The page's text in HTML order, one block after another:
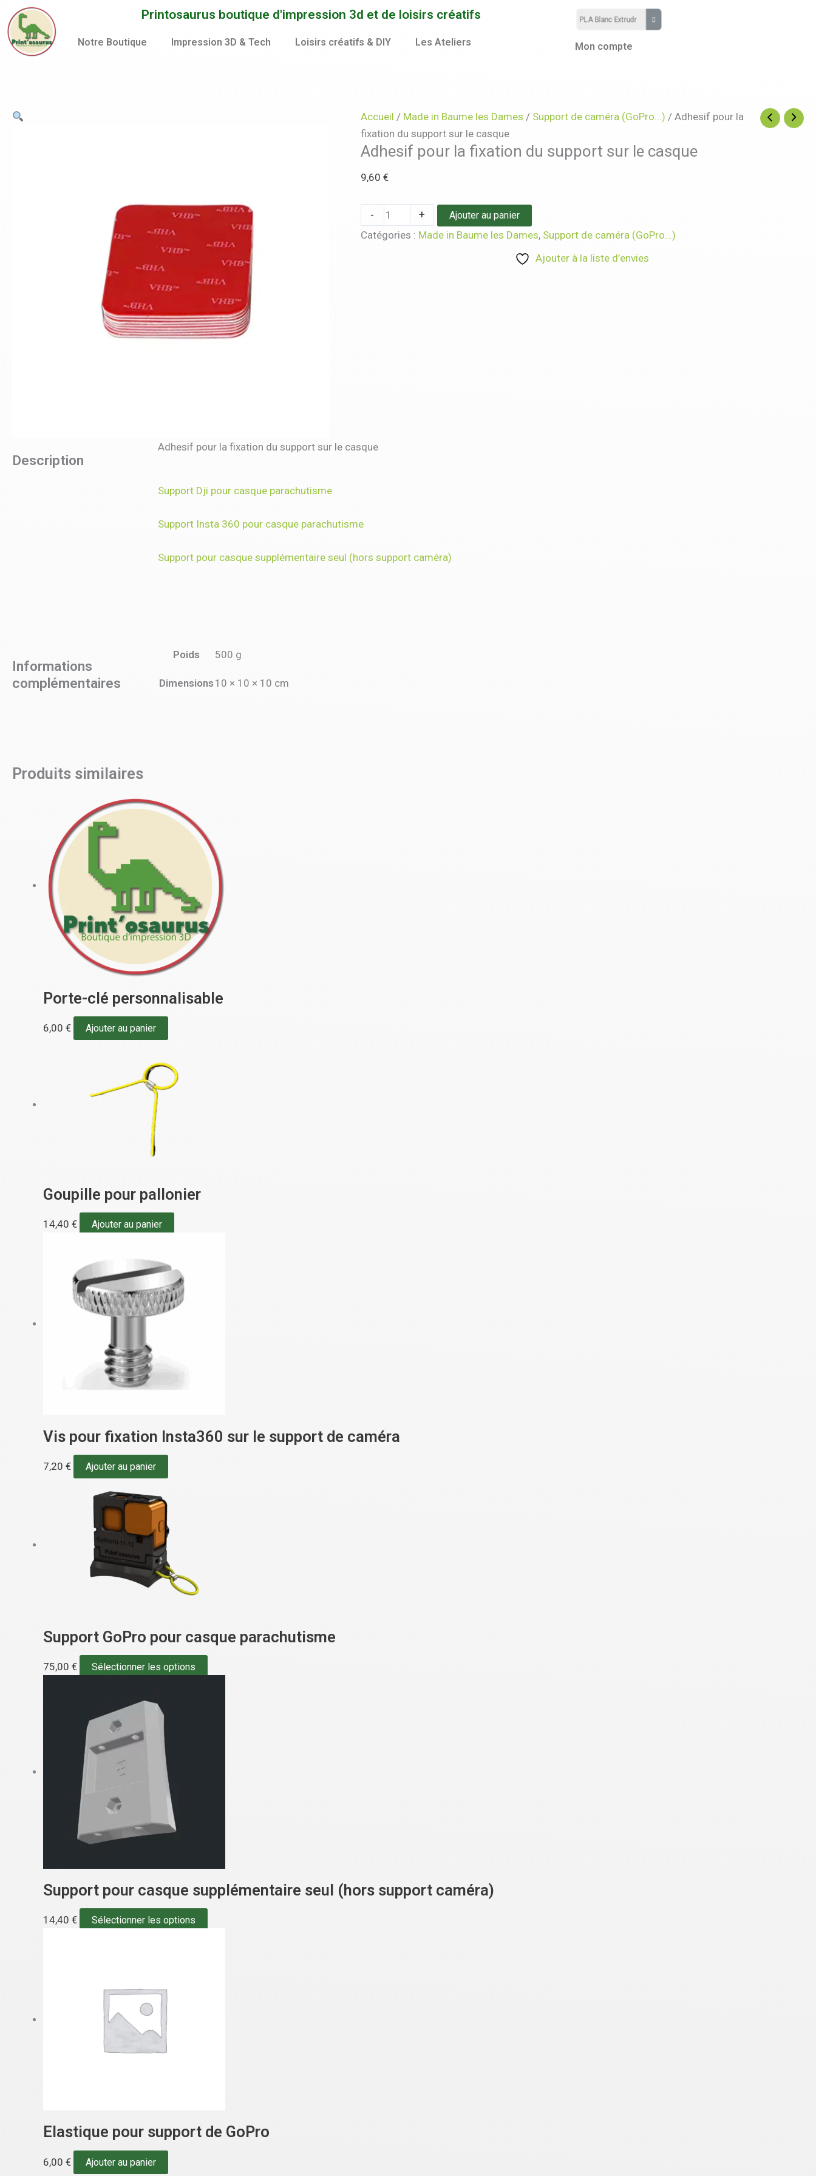
Aller
au
contenu
Printosaurus boutique d'impression 3d et de loisirs créatifs
Notre Boutique Impression 3D & Tech Loisirs créatifs & DIY Les Ateliers Mon compte
Accueil / Made in Baume les Dames / Support de caméra (GoPro...) / Adhesif pour la
fixation du support sur le casque
Adhesif pour la fixation du support sur le casque
9,60 €
-
quantité
Adhesif
du
support
sur
casque
+ Ajouter au panier
Catégories : Made in Baume les Dames, Support de caméra (GoPro...)
Ajouter à la liste d’envies
Description
Adhesif pour la fixation du support sur le casque
Support Dji pour casque parachutisme
Support Insta 360 pour casque parachutisme
Support pour casque supplémentaire seul (hors support caméra)
Informations
complémentaires
Poids 500 g
Dimensions 10 × 10 × 10 cm
Produits similaires
Porte-clé personnalisable
6,00 € Ajouter au panier
Goupille pour pallonier
14,40 € Ajouter au panier
Vis pour fixation Insta360 sur le support de caméra
7,20 € Ajouter au panier
Support GoPro pour casque parachutisme
75,00 € Sélectionner les options
Support pour casque supplémentaire seul (hors support caméra)
14,40 € Sélectionner les options
Elastique pour support de GoPro
6,00 € Ajouter au panier